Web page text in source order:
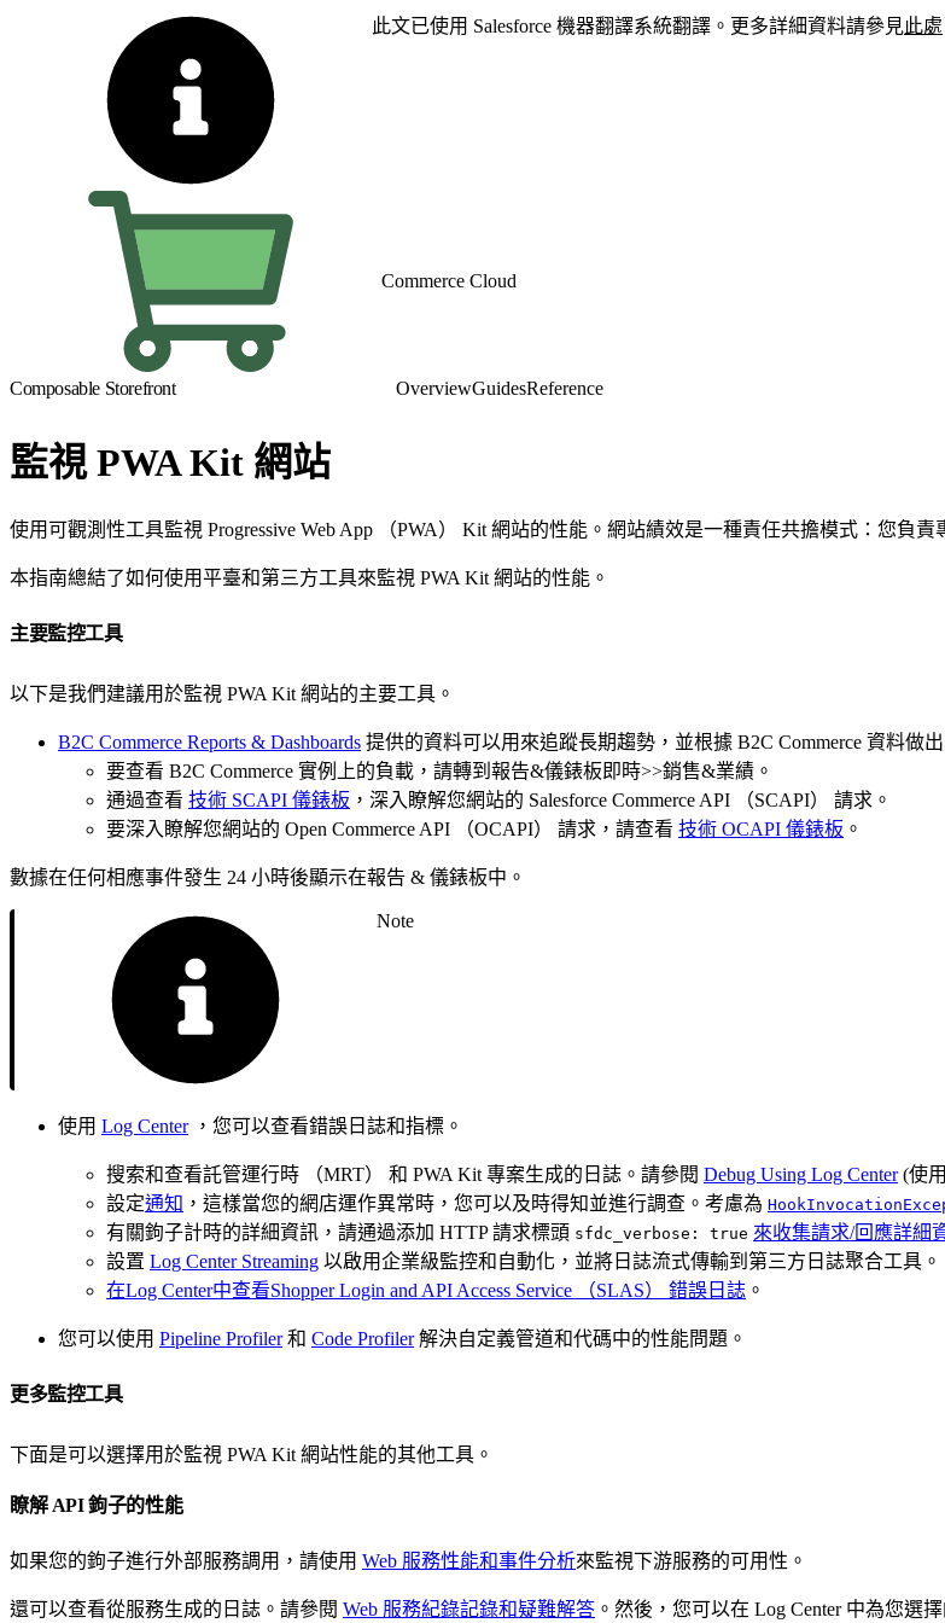
此文已使用 Salesforce 機器翻譯系統翻譯。更多詳細資料請參見此處
Commerce Cloud
Composable Storefront OverviewGuidesReference
監視 PWA Kit 網站
使用可觀測性工具監視 Progressive Web App （PWA） Kit 網站的性能。網站績效是一種責任共擔模式：您負責
本指南總結了如何使用平臺和第三方工具來監視 PWA Kit 網站的性能。
主要監控工具
以下是我們建議用於監視 PWA Kit 網站的主要工具。
B2C Commerce Reports & Dashboards 提供的資料可以用來追蹤長期趨勢，並根據 B2C Commerce 資料
要查看 B2C Commerce 實例上的負載，請轉到報告&儀錶板即時>>銷售&業績。
通過查看 技術 SCAPI 儀錶板 ，深入瞭解您網站的 Salesforce Commerce API （SCAPI） 請求。
要深入瞭解您網站的 Open Commerce API （OCAPI） 請求，請查看 技術 OCAPI 儀錶板 。
數據在任何相應事件發生 24 小時後顯示在報告 & 儀錶板中。
Note
使用 Log Center，您可以查看錯誤日誌和指標。
搜索和查看託管運行時 （MRT） 和 PWA Kit 專案生成的日誌。請參閱 Debug Using Log Center(使用
設定通知 ，這樣當您的網店運作異常時，您可以及時得知並進行調查。考慮為
有關鉤子計時的詳細資訊，請通過添加 HTTP 請求標頭 sfdc_verbose: true 來收集請求/回應詳細
設置 Log Center Streaming 以啟用企業級監控和自動化，並將日誌流式傳輸到第三方日誌聚合工具。
在Log Center中查看Shopper Login and API Access Service （SLAS） 錯誤日誌 。
您可以使用 Pipeline Profiler和 Code Profiler解決自定義管道和代碼中的性能問題。
更多監控工具
下面是可以選擇用於監視 PWA Kit 網站性能的其他工具。
瞭解 API 鉤子的性能
如果您的鉤子進行外部服務調用，請使用 Web 服務性能和事件分析來監視下游服務的可用性。
還可以查看從服務生成的日誌。請參閱 Web 服務紀錄記錄和疑難解答 。然後，您可以在 Log Center 中為您選